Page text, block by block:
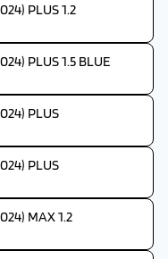
PLUS 1.2
PLUS 1.5 BLUE
PLUS
PLUS
MAX 1.2